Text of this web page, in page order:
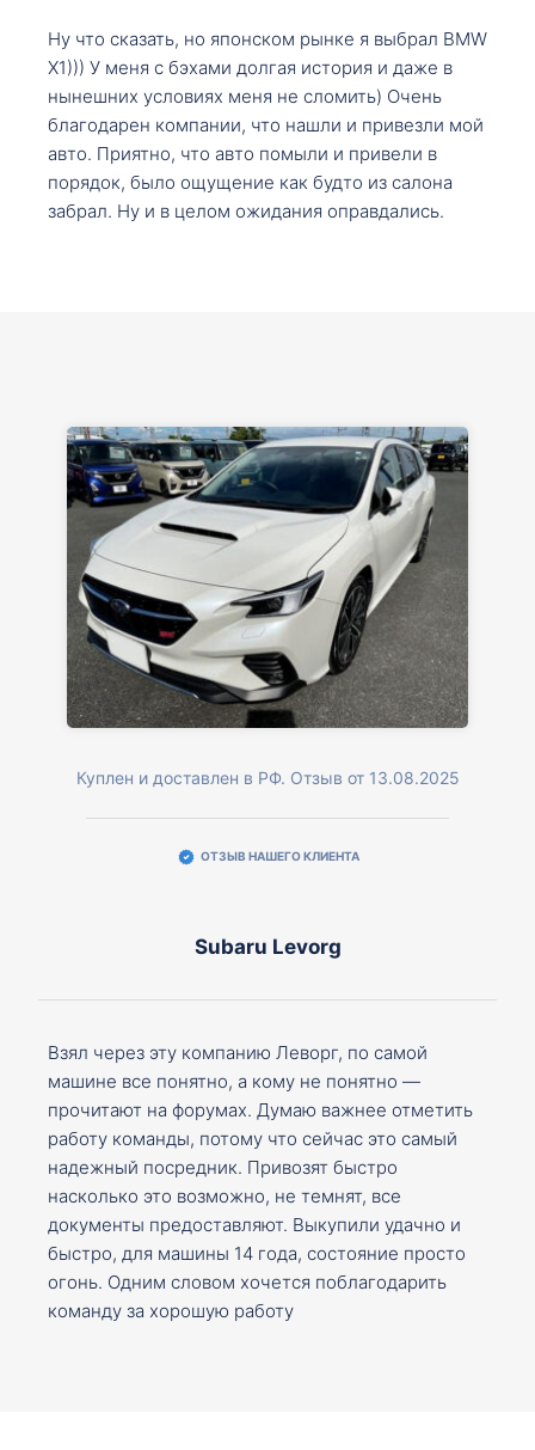
Ну что сказать, но японском рынке я выбрал BMW
X1))) У меня с бэхами долгая история и даже в
нынешних условиях меня не сломить) Очень
благодарен компании, что нашли и привезли мой
авто. Приятно, что авто помыли и привели в
порядок, было ощущение как будто из салона
забрал. Ну и в целом ожидания оправдались.
Куплен и доставлен в РФ. Отзыв от 13.08.2025
ОТЗЫВ НАШЕГО КЛИЕНТА
Subaru Levorg
Взял через эту компанию Леворг, по самой
машине все понятно, а кому не понятно —
прочитают на форумах. Думаю важнее отметить
работу команды, потому что сейчас это самый
надежный посредник. Привозят быстро
насколько это возможно, не темнят, все
документы предоставляют. Выкупили удачно и
быстро, для машины 14 года, состояние просто
огонь. Одним словом хочется поблагодарить
команду за хорошую работу